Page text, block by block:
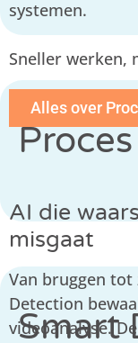
systemen.
Sneller werken,
Alles over
Smart
AI die
misgaat
Van bruggen
Detection
videoanalyse.